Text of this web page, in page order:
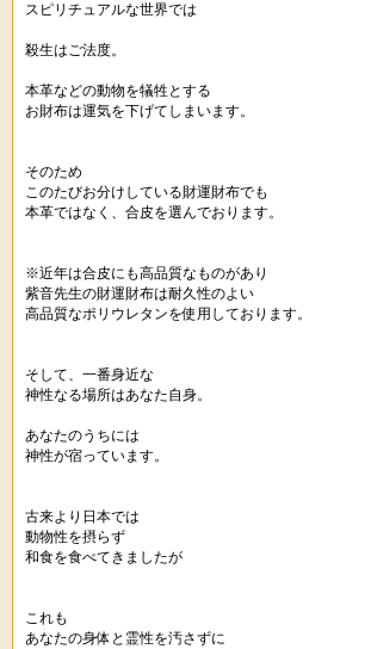
スピリチュアルな世界では
殺生はご法度。
本革などの動物を犠牲とする
お財布は運気を下げてしまいます。
そのため
このたびお分けしている財運財布でも
本革ではなく、合皮を選んでおります。
※近年は合皮にも高品質なものがあり
紫音先生の財運財布は耐久性のよい
高品質なポリウレタンを使用しております。
そして、一番身近な
神性なる場所はあなた自身。
あなたのうちには
神性が宿っています。
古来より日本では
動物性を摂らず
和食を食べてきましたが
これも
あなたの身体と霊性を汚さずに